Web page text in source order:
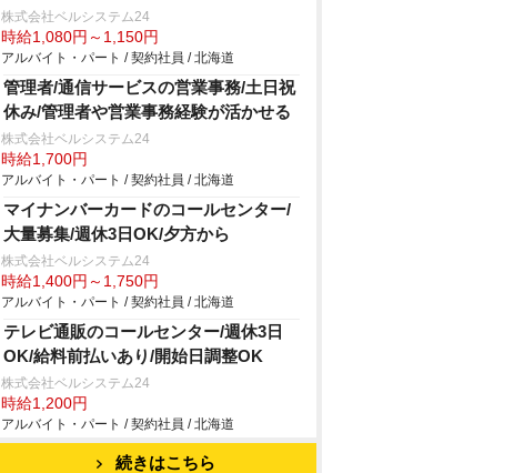
株式会社ベルシステム24
時給1,080円～1,150円
アルバイト・パート / 契約社員 / 北海道
管理者/通信サービスの営業事務/土日祝
休み/管理者や営業事務経験が活かせる
株式会社ベルシステム24
時給1,700円
アルバイト・パート / 契約社員 / 北海道
マイナンバーカードのコールセンター/
大量募集/週休3日OK/夕方から
株式会社ベルシステム24
時給1,400円～1,750円
アルバイト・パート / 契約社員 / 北海道
テレビ通販のコールセンター/週休3日
OK/給料前払いあり/開始日調整OK
株式会社ベルシステム24
時給1,200円
アルバイト・パート / 契約社員 / 北海道
続きはこちら